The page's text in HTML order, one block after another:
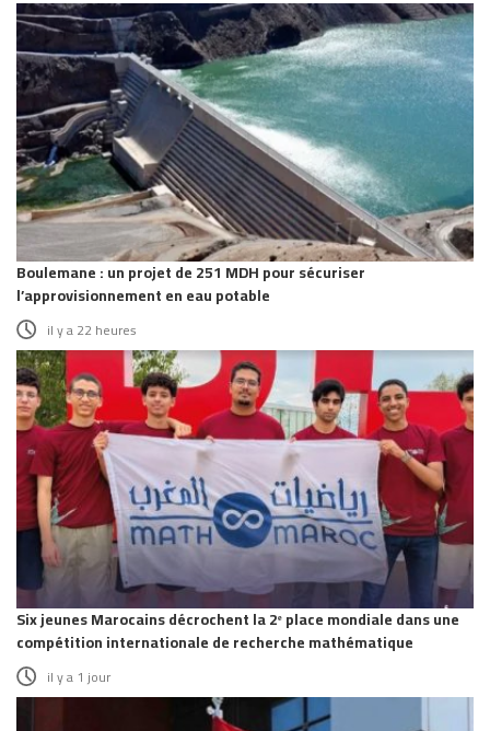
Boulemane : un projet de 251 MDH pour sécuriser
l’approvisionnement en eau potable
il y a 22 heures
Six jeunes Marocains décrochent la 2ᵉ place mondiale dans une
compétition internationale de recherche mathématique
il y a 1 jour